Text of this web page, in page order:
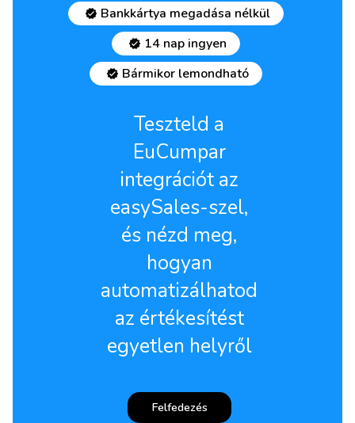
Bankkártya megadása nélkül
14 nap ingyen
Bármikor lemondható
Teszteld a
EuCumpar
integrációt az
easySales-szel,
és nézd meg,
hogyan
automatizálhatod
az értékesítést
egyetlen helyről
Felfedezés